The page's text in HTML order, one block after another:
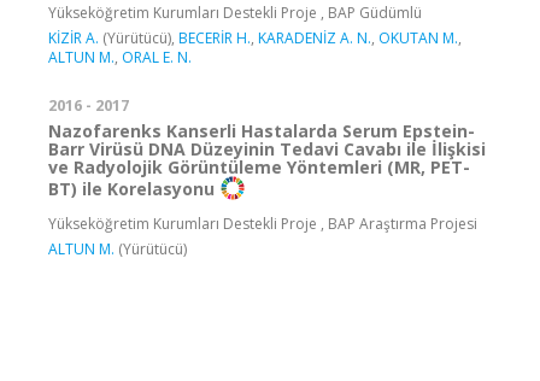
Yükseköğretim Kurumları Destekli Proje , BAP Güdümlü
KİZİR A. (Yürütücü), BECERİR H., KARADENİZ A. N., OKUTAN M.,
ALTUN M., ORAL E. N.
2016 - 2017
Nazofarenks Kanserli Hastalarda Serum Epstein-
Barr Virüsü DNA Düzeyinin Tedavi Cavabı ile İlişkisi
ve Radyolojik Görüntüleme Yöntemleri (MR, PET-
BT) ile Korelasyonu
Yükseköğretim Kurumları Destekli Proje , BAP Araştırma Projesi
ALTUN M. (Yürütücü)